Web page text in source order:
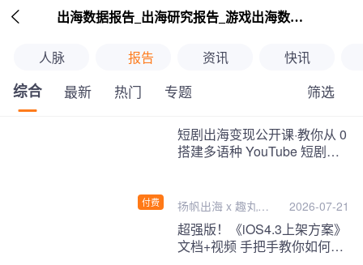
 出海数据报告_出海研究报告_游戏出海数据报告_海外趋势分析-扬帆出海
人脉 报告 资讯 快讯
综合 最新 热门 专题 筛选
继续下拉刷新
付费
短剧出海变现公开课·教你从 0
搭建多语种 YouTube 短剧频
扬帆出海 x 趣丸千 2026-07-21
超强版！《iOS4.3上架方案》
文档+视频 手把手教你如何一